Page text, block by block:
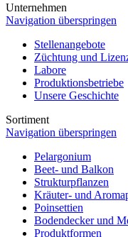
Unternehmen
Navigation überspringen
Stellenangebote
Züchtung und
Labore
Produktionsbetriebe
Unsere Geschichte
Sortiment
Navigation überspringen
Pelargonium
Beet- und Balkon
Strukturpflanzen
Kräuter- und
Poinsettien
Bodendecker und
Produktformen